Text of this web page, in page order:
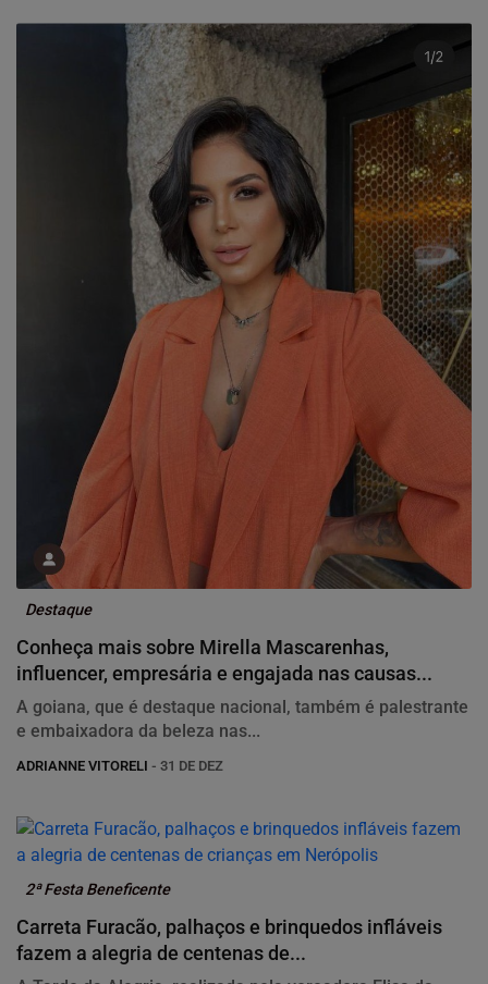
Destaque
Conheça mais sobre Mirella Mascarenhas,
influencer, empresária e engajada nas causas...
A goiana, que é destaque nacional, também é palestrante
e embaixadora da beleza nas...
ADRIANNE VITORELI - 31 DE DEZ
2ª Festa Beneficente
Carreta Furacão, palhaços e brinquedos infláveis
fazem a alegria de centenas de...